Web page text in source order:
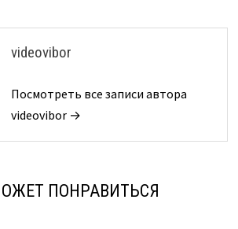
videovibor
Посмотреть все записи автора
videovibor →
ПОНРАВИТЬСЯ